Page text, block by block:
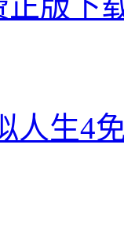
人生4